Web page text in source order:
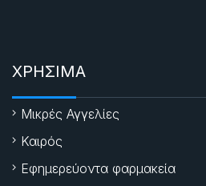
ΧΡΗΣΙΜΑ
Μικρές Αγγελίες
Καιρός
Εφημερεύοντα φαρμακεία